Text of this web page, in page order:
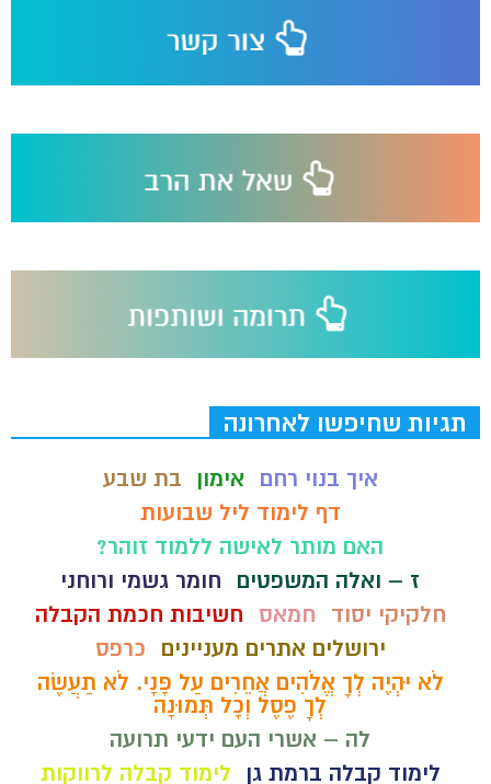
תגיות שחיפשו לאחרונה
איך בנוי רחם אימון
בת שבע
דף לימוד ליל שבועות
האם מותר לאישה ללמוד זוהר?
ז – ואלה המשפטים
חומר גשמי ורוחני
חלקיקי יסוד
חמאס
חשיבות חכמת הקבלה
ירושלים אתרים מעניינים
כרפס
לֹא יִהְיֶה לְךָ אֱלֹהִים אֲחֵרִים עַל פָּנָי. לֹא תַעֲשֶׂה
לְךָ פֶסֶל וְכָל תְּמוּנָה
לה – אשרי העם ידעי תרועה
לימוד קבלה ברמת גן
לימוד קבלה לרווקות